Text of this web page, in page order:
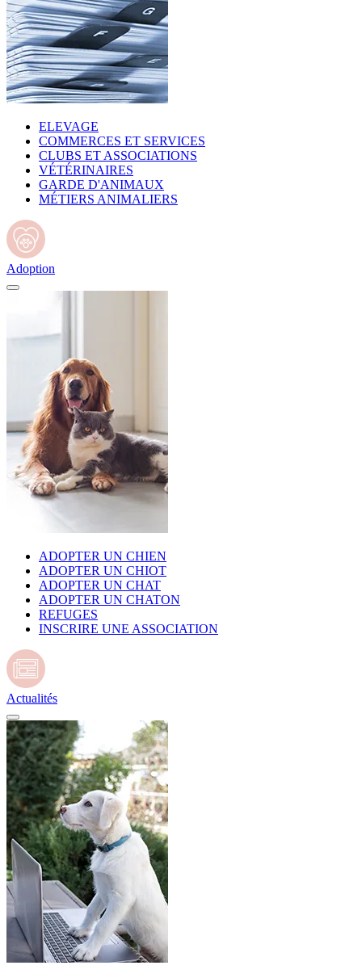
ELEVAGE
COMMERCES ET SERVICES
CLUBS ET ASSOCIATIONS
VÉTÉRINAIRES
GARDE D'ANIMAUX
MÉTIERS ANIMALIERS
Adoption
ADOPTER UN CHIEN
ADOPTER UN CHIOT
ADOPTER UN CHAT
ADOPTER UN CHATON
REFUGES
INSCRIRE UNE ASSOCIATION
Actualités